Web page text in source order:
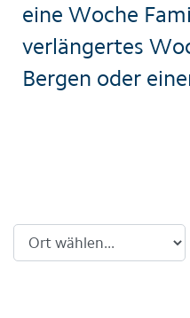
eine Woche
verlängertes
Bergen oder